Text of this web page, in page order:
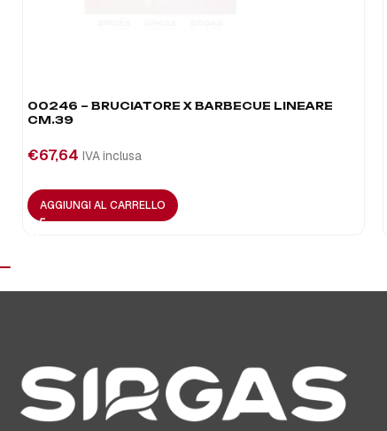
00246 – BRUCIATORE X BARBECUE LINEARE
CM.39
€67,64 IVA inclusa
AGGIUNGI AL CARRELLO